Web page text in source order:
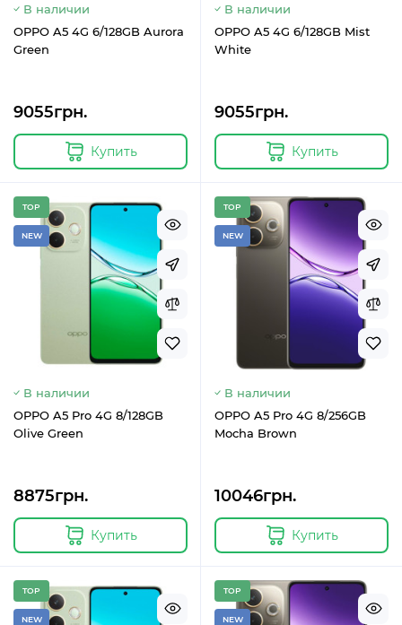
В наличии
OPPO A5 4G 6/128GB Aurora
Green
9055грн.
Купить
В наличии
OPPO A5 4G 6/128GB Mist
White
9055грн.
Купить
TOP
NEW
В наличии
OPPO A5 Pro 4G 8/128GB
Olive Green
8875грн.
Купить
TOP
NEW
В наличии
OPPO A5 Pro 4G 8/256GB
Mocha Brown
10046грн.
Купить
TOP
NEW
TOP
NEW